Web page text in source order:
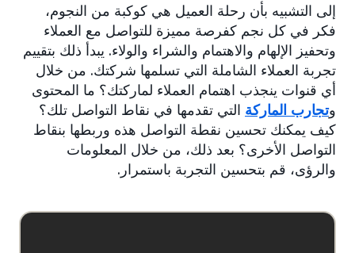
إلى التشبيه بأن رحلة العميل هي كوكبة من النجوم،
فكر في كل نجم كفرصة مميزة للتواصل مع العملاء
وتحفيز الإلهام والاهتمام والشراء والولاء. يبدأ ذلك بتقييم
تجربة العملاء الشاملة التي تسلمها شركتك. من خلال
أي قنوات ينجذب اهتمام العملاء لماركتك؟ ما المحتوى
وتجارب الماركة التي تقدمها في نقاط التواصل تلك؟
كيف يمكنك تحسين نقطة التواصل هذه وربطها بنقاط
التواصل الأخرى؟ بعد ذلك، من خلال المعلومات
والرؤى، قم بتحسين التجربة باستمرار.